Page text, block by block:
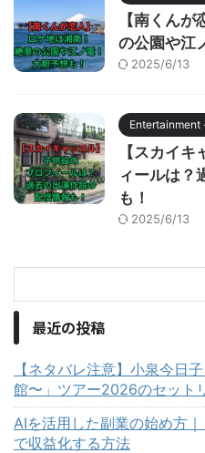
【南くん
の公園や江
2025/6/13
Entertainment
【スカイ
ィールは？
も！
2025/6/13
最近の投稿
【ネタバレ注意】小泉今日
館〜」ツアー2026のセット
AIを活用した副業の始め方
で収益化する方法